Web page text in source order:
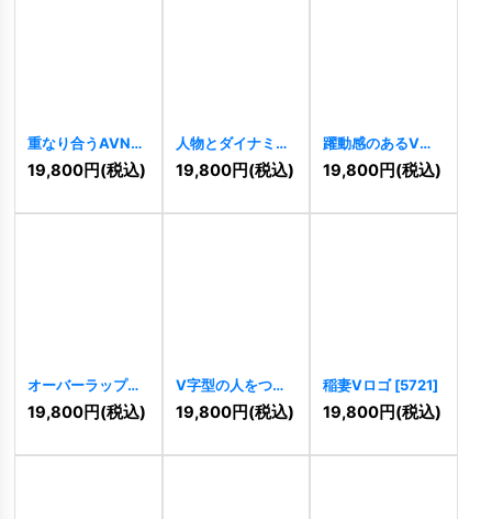
重なり合うAVNロ
ゴ 6141]
19,800円(税込)
人物とダイナミッ
クVとSロゴ
6078
19,800円(税込)
躍動感のあるVロ
ゴ 5980]
19,800円(税込)
オーバーラップ
「A」と「V」ロ
ゴ [ 5878
19,800円(税込)
V字型の人をつな
ぐロゴ [5750]
19,800円(税込)
稲妻Vロゴ [5721]
19,800円(税込)